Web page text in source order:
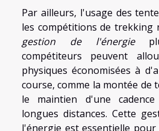
Par ailleurs, l'usage des
les compétitions de trekking
gestion de l'énergie
compétiteurs peuvent
physiques économisées à
course, comme la montée de
le maintien d'une
longues distances. Cette
l'énergie est essentielle